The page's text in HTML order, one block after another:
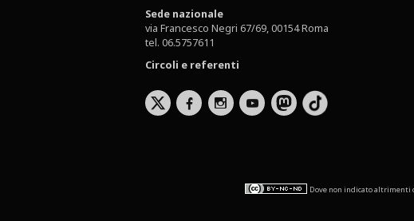
Sede nazionale
via Francesco Negri 67/69, 00154 Roma
tel. 06.5757611
Circoli e referenti
b x r
Dove non indicato altrimenti